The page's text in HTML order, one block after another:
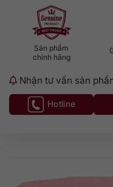
Sản phẩm
chính hãng
Nhận tư vấn sản
Hotline